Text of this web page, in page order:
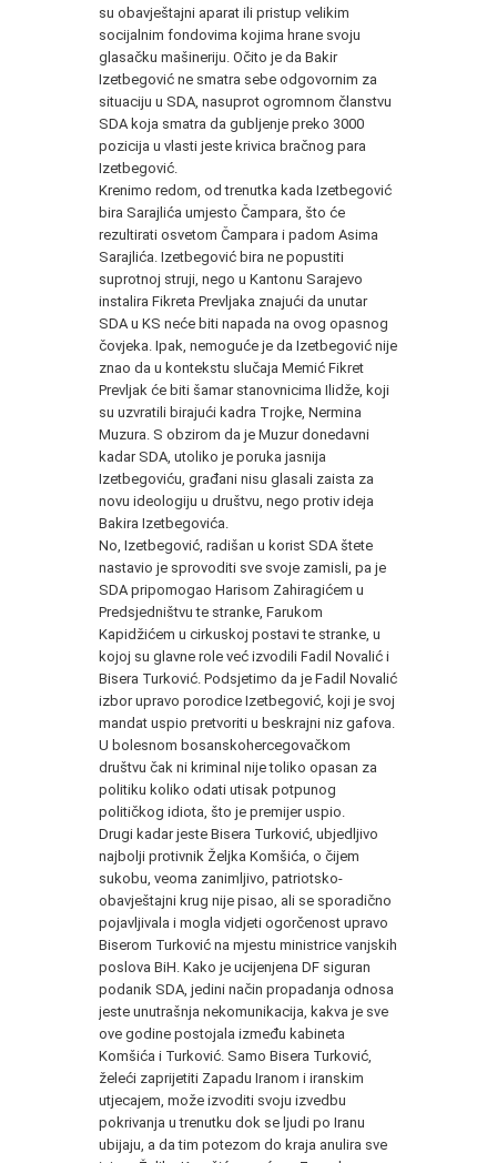
su obavještajni aparat ili pristup velikim
socijalnim fondovima kojima hrane svoju
glasačku mašineriju. Očito je da Bakir
Izetbegović ne smatra sebe odgovornim za
situaciju u SDA, nasuprot ogromnom članstvu
SDA koja smatra da gubljenje preko 3000
pozicija u vlasti jeste krivica bračnog para
Izetbegović.
Krenimo redom, od trenutka kada Izetbegović
bira Sarajlića umjesto Čampara, što će
rezultirati osvetom Čampara i padom Asima
Sarajlića. Izetbegović bira ne popustiti
suprotnoj struji, nego u Kantonu Sarajevo
instalira Fikreta Prevljaka znajući da unutar
SDA u KS neće biti napada na ovog opasnog
čovjeka. Ipak, nemoguće je da Izetbegović nije
znao da u kontekstu slučaja Memić Fikret
Prevljak će biti šamar stanovnicima Ilidže, koji
su uzvratili birajući kadra Trojke, Nermina
Muzura. S obzirom da je Muzur donedavni
kadar SDA, utoliko je poruka jasnija
Izetbegoviću, građani nisu glasali zaista za
novu ideologiju u društvu, nego protiv ideja
Bakira Izetbegovića.
No, Izetbegović, radišan u korist SDA štete
nastavio je sprovoditi sve svoje zamisli, pa je
SDA pripomogao Harisom Zahiragićem u
Predsjedništvu te stranke, Farukom
Kapidžićem u cirkuskoj postavi te stranke, u
kojoj su glavne role već izvodili Fadil Novalić i
Bisera Turković. Podsjetimo da je Fadil Novalić
izbor upravo porodice Izetbegović, koji je svoj
mandat uspio pretvoriti u beskrajni niz gafova.
U bolesnom bosanskohercegovačkom
društvu čak ni kriminal nije toliko opasan za
politiku koliko odati utisak potpunog
političkog idiota, što je premijer uspio.
Drugi kadar jeste Bisera Turković, ubjedljivo
najbolji protivnik Željka Komšića, o čijem
sukobu, veoma zanimljivo, patriotsko-
obavještajni krug nije pisao, ali se sporadično
pojavljivala i mogla vidjeti ogorčenost upravo
Biserom Turković na mjestu ministrice vanjskih
poslova BiH. Kako je ucijenjena DF siguran
podanik SDA, jedini način propadanja odnosa
jeste unutrašnja nekomunikacija, kakva je sve
ove godine postojala između kabineta
Komšića i Turković. Samo Bisera Turković,
želeći zaprijetiti Zapadu Iranom i iranskim
utjecajem, može izvoditi svoju izvedbu
pokrivanja u trenutku dok se ljudi po Iranu
ubijaju, a da tim potezom do kraja anulira sve